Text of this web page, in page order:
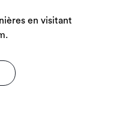
en visitant